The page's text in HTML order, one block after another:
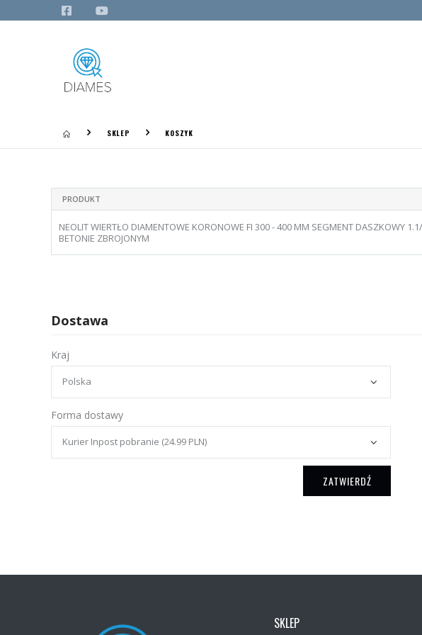
SKLEP KOSZYK
PRODUKT
NEOLIT WIERTŁO DIAMENTOWE KORONOWE FI 300 - 400 MM SEGMENT DASZKOWY
BETONIE ZBROJONYM
Dostawa
Kraj
Forma dostawy
ZATWIERDŹ
SKLEP